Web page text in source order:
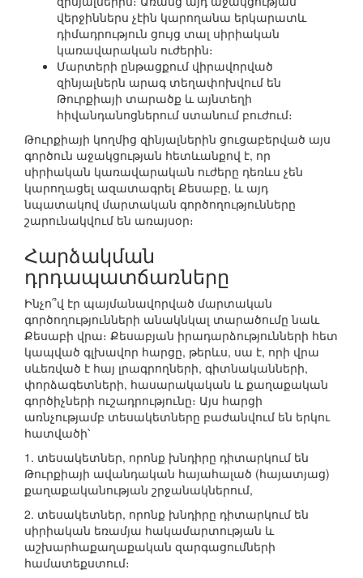
վերջիններս չէին կարողանա երկարատև
դիմադրություն ցույց տալ սիրիական
կառավարական ուժերին։
Մարտերի ընթացքում վիրավորված
զինյալներն արագ տեղափոխվում են
Թուրքիայի տարածք և այնտեղի
հիվանդանոցներում ստանում բուժում։
Թուրքիայի կողմից զինյալներին ցուցաբերված այս
գործուն աջակցության հետևանքով է, որ
սիրիական կառավարական ուժերը դեռևս չեն
կարողացել ազատագրել Քեսաբը, և այդ
նպատակով մարտական գործողությունները
շարունակվում են առայսօր։
Հարձակման
դրդապատճառները
Ինչո՞վ էր պայմանավորված մարտական
գործողությունների անակնկալ տարածումը նաև
Քեսաբի վրա։ Քեսաբյան իրադարձությունների հետ
կապված գլխավոր հարցը, թերևս, սա է, որի վրա
սևեռված է հայ լրագրողների, գիտնականների,
փորձագետների, հասարակական և քաղաքական
գործիչների ուշադրությունը։ Այս հարցի
առնչությամբ տեսակետները բաժանվում են երկու
հատվածի՝
1. տեսակետներ, որոնք խնդիրը դիտարկում են
Թուրքիայի ավանդական հայահալած (հայատյաց)
քաղաքականության շրջանակներում,
2. տեսակետներ, որոնք խնդիրը դիտարկում են
սիրիական եռամյա հակամարտության և
աշխարհաքաղաքական զարգացումների
համատեքստում։